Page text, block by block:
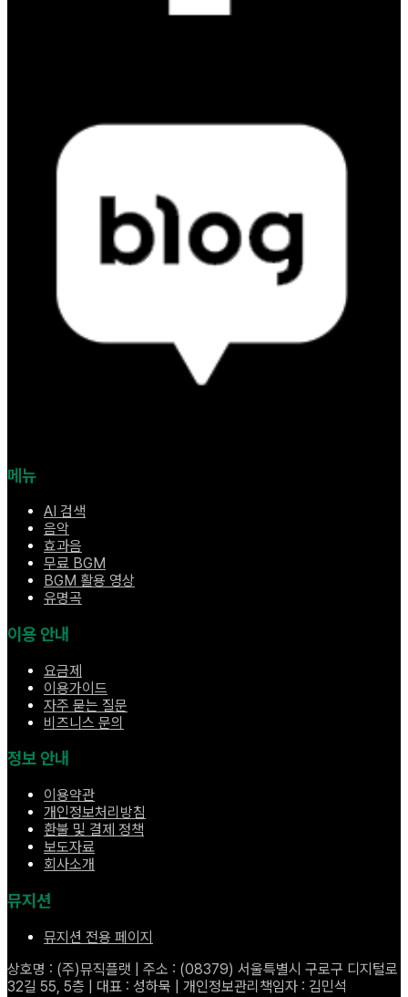
메뉴
AI 검색
음악
효과음
무료 BGM
BGM 활용 영상
유명곡
이용 안내
요금제
이용가이드
자주 묻는 질문
비즈니스 문의
정보 안내
이용약관
개인정보처리방침
환불 및 결제 정책
보도자료
회사소개
뮤지션
뮤지션 전용 페이지
상호명 : (주)뮤직플랫 | 주소 : (08379) 서울특별시 구로구 디지털로
32길 55, 5층 | 대표 : 성하묵 | 개인정보관리책임자 : 김민석